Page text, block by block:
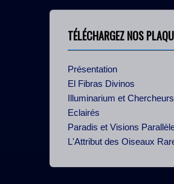
TÉLÉCHARGEZ NOS
Présentation
El Fibras Divinos
Illuminarium et Chercheurs
Eclairés
Paradis et Visions
L'Attribut des Oiseaux